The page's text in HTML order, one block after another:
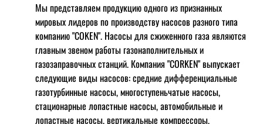
Мы представляем продукцию одного из признанных
мировых лидеров по производству насосов разного типа
компанию "COKEN". Насосы для сжиженного газа являются
главным звеном работы газонаполнительных и
газозаправочных станций. Компания "CORKEN" выпускает
следующие виды насосов: cредние дифференциальные
газотурбинные насосы, многоступеньчатые насосы,
стационарные лопастные насосы, автомобильные и
лопaстные насосы, вертикальные компрессоры,